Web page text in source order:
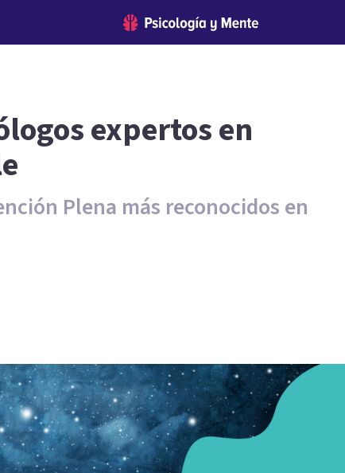
expertos en
Plena más reconocidos en